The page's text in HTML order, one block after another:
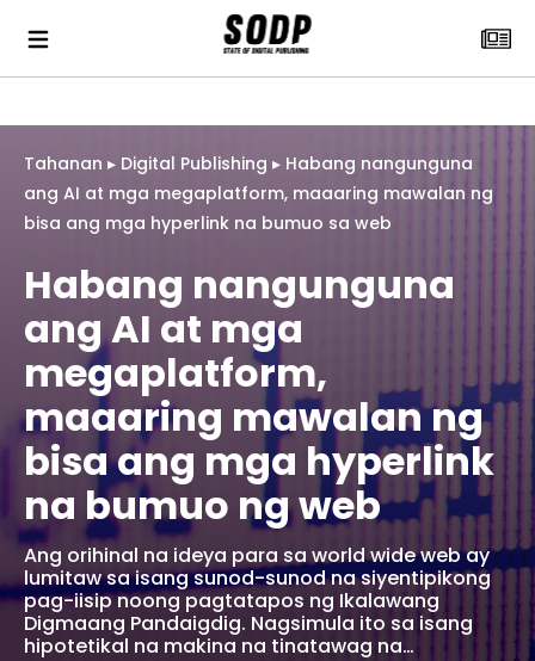
Tahanan ▸ Digital Publishing ▸ Habang nangunguna
ang AI at mga megaplatform, maaaring mawalan ng
bisa ang mga hyperlink na bumuo sa web
Habang nangunguna
ang AI at mga
megaplatform,
maaaring mawalan ng
bisa ang mga hyperlink
na bumuo ng web
Ang orihinal na ideya para sa world wide web ay
lumitaw sa isang sunod-sunod na siyentipikong
pag-iisip noong pagtatapos ng Ikalawang
Digmaang Pandaigdig. Nagsimula ito sa isang
hipotetikal na makina na tinatawag na…